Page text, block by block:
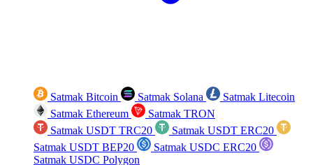
Satmak Bitcoin Satmak Solana
Satmak Litecoin
Satmak Ethereum
Satmak TRON
Satmak USDT TRC20
Satmak USDT ERC20
Satmak USDT BEP20
Satmak USDC ERC20
Satmak USDC Polygon